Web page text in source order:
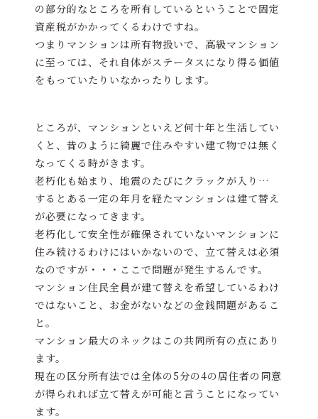
の部分的なところを所有しているということで固定
資産税がかかってくるわけですね。
つまりマンションは所有物扱いで、高級マンション
に至っては、それ自体がステータスになり得る価値
をもっていたりいなかったりします。
ところが、マンションといえど何十年と生活してい
くと、昔のように綺麗で住みやすい建て物では無く
なってくる時がきます。
老朽化も始まり、地震のたびにクラックが入り…
するとある一定の年月を経たマンションは建て替え
が必要になってきます。
老朽化して安全性が確保されていないマンションに
住み続けるわけにはいかないので、立て替えは必須
なのですが・・・ここで問題が発生するんです。
マンション住民全員が建て替えを希望しているわけ
ではないこと、お金がないなどの金銭問題があるこ
と。
マンション最大のネックはこの共同所有の点にあり
ます。
現在の区分所有法では全体の5分の4の居住者の同意
が得られれば立て替えが可能と言うことになってい
ます。